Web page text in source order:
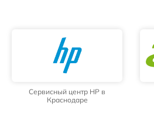
Сервисный центр HP в
Краснодаре